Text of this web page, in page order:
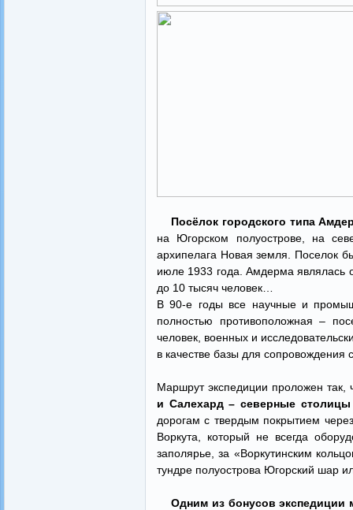
Посёлок городского типа
на Югорском полуострове, на
архипелага Новая земля. Поселок
июле 1933 года. Амдерма являлась
до 10 тысяч человек…
В 90-е годы все научные и
полностью противоположная –
человек, военных и
в качестве базы для сопровождения
Маршрут экспедиции проложен так,
и Салехард – северные
дорогам с твердым покрытием
Воркута, который не всегда
заполярье, за «Воркутинским
тундре полуострова Югорский шар
Одним из бонусов экспедиции